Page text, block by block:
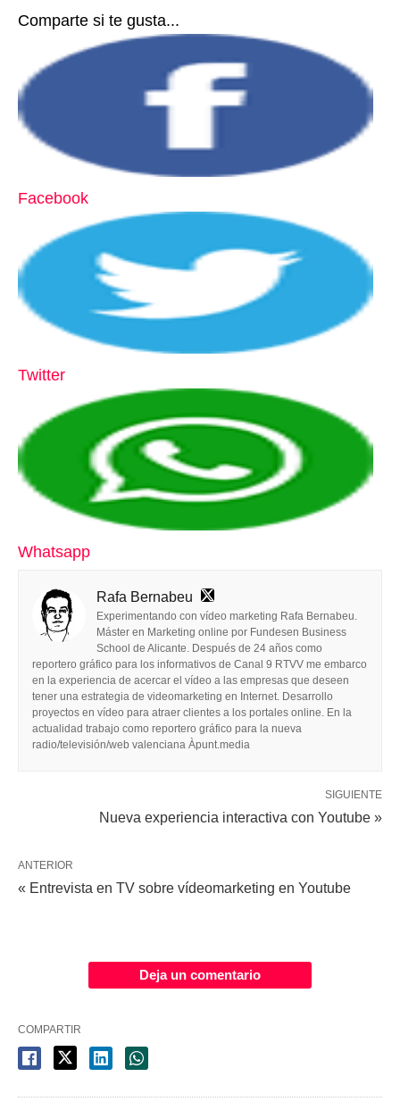
Comparte si te gusta...
Facebook
Twitter
Whatsapp
Rafa Bernabeu
Experimentando con vídeo marketing Rafa Bernabeu.
Máster en Marketing online por Fundesen Business
School de Alicante. Después de 24 años como
reportero gráfico para los informativos de Canal 9 RTVV me embarco
en la experiencia de acercar el vídeo a las empresas que deseen
tener una estrategia de videomarketing en Internet. Desarrollo
proyectos en vídeo para atraer clientes a los portales online. En la
actualidad trabajo como reportero gráfico para la nueva
radio/televisión/web valenciana Àpunt.media
SIGUIENTE
Nueva experiencia interactiva con Youtube »
ANTERIOR
« Entrevista en TV sobre vídeomarketing en Youtube
Deja un comentario
COMPARTIR